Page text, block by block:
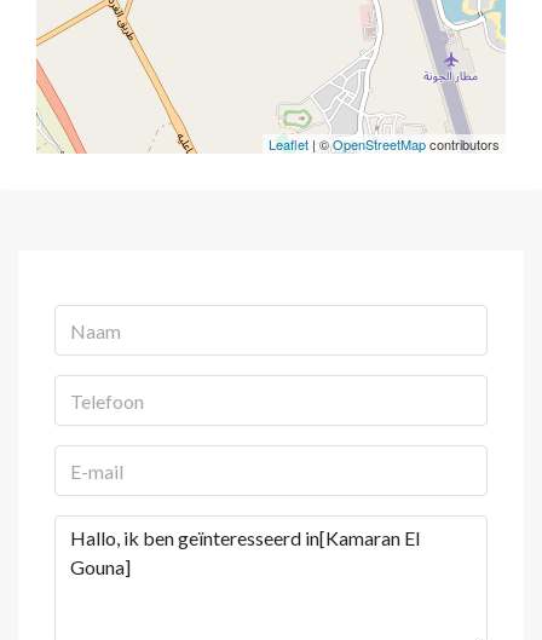
Leaflet | ©OpenStreetMapcontributors